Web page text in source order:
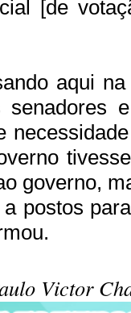
[de
aqui
senadores
governo,
postos
Victor